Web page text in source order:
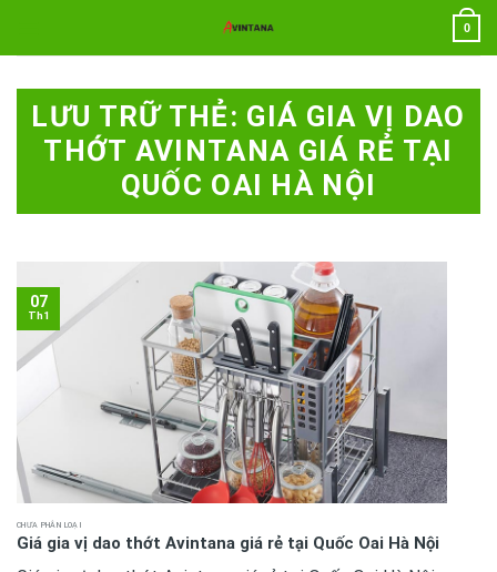
nội
0
LƯU TRỮ THẺ: GIÁ GIA VỊ DAO
THỚT AVINTANA GIÁ RẺ TẠI
QUỐC OAI HÀ NỘI
CHƯA PHÂN LOẠI
Giá gia vị dao thớt Avintana giá rẻ tại Quốc Oai Hà Nội
07
Th1